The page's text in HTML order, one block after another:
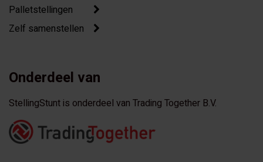
Palletstellingen
Zelf samenstellen
Onderdeel van
StellingStunt is onderdeel van Trading Together B.V.